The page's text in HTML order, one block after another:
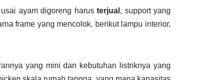
ayam digoreng harusterjual , support yang
frame yang mencolok, berikut lampu interior,
yang mini dan kebutuhan listriknya yang